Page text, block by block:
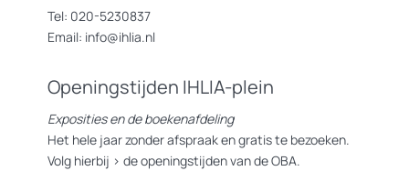
Tel: 020-5230837
Email: info@ihlia.nl
Openingstijden IHLIA-plein
Exposities en de boekenafdeling
Het hele jaar zonder afspraak en gratis te bezoeken.
Volg hierbij > de openingstijden van de OBA.